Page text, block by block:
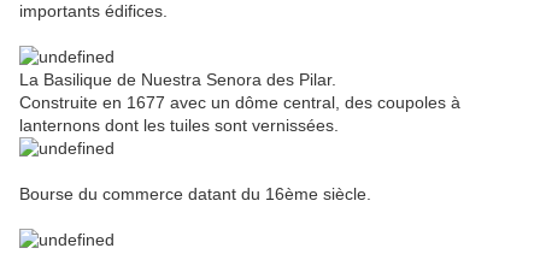
importants édifices.
La Basilique de Nuestra Senora des Pilar.
Construite en 1677 avec un dôme central, des coupoles à
lanternons dont les tuiles sont vernissées.
Bourse du commerce datant du 16ème siècle.